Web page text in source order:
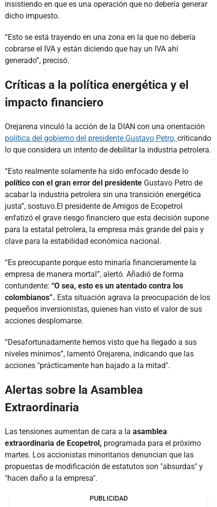
insistiendo en que es una operación que no debería generar
dicho impuesto.
“Esto se está trayendo en una zona en la que no debería
cobrarse el IVA y están diciendo que hay un IVA ahí
generado”, precisó.
Críticas a la política energética y el
impacto financiero
Orejarena vinculó la acción de la DIAN con una orientación
política del gobierno del presidente Gustavo Petro, criticando
lo que considera un intento de debilitar la industria petrolera.
“Esto realmente solamente ha sido enfocado desde lo
político con el gran error del presidente Gustavo Petro de
acabar la industria petrolera sin una transición energética
justa”, sostuvo.El presidente de Amigos de Ecopetrol
enfatizó el grave riesgo financiero que esta decisión supone
para la estatal petrolera, la empresa más grande del país y
clave para la estabilidad económica nacional.
“Es preocupante porque esto minaría financieramente la
empresa de manera mortal”, alertó. Añadió de forma
contundente: “O sea, esto es un atentado contra los
colombianos”. Esta situación agrava la preocupación de los
pequeños inversionistas, quienes han visto el valor de sus
acciones desplomarse.
“Desafortunadamente hemos visto que ha llegado a sus
niveles mínimos”, lamentó Orejarena, indicando que las
acciones "prácticamente han bajado a la mitad".
Alertas sobre la Asamblea
Extraordinaria
Las tensiones aumentan de cara a la asamblea
extraordinaria de Ecopetrol, programada para el próximo
martes. Los accionistas minoritarios denuncian que las
propuestas de modificación de estatutos son "absurdas" y
"hacen daño a la empresa".
PUBLICIDAD